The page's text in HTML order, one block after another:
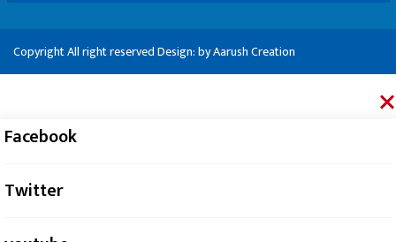
Copyright All right reserved Design: byAarush Creation
Facebook
Twitter